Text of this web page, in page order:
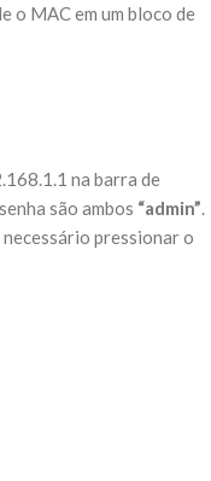
MAC em um bloco de
na barra de
são ambos “admin”.
pressionar o